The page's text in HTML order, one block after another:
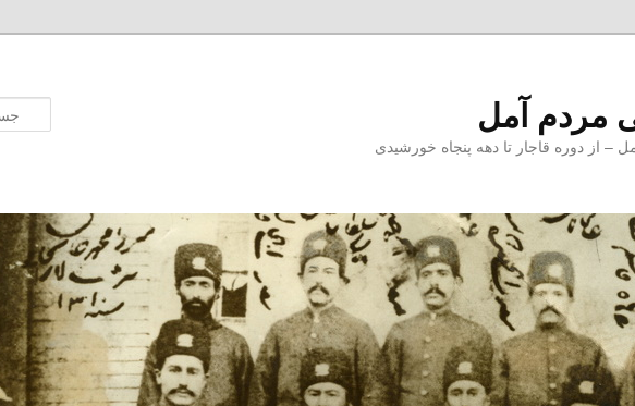
مردم آمل
از دوره قاجار تا دهه پنجاه خورشیدی